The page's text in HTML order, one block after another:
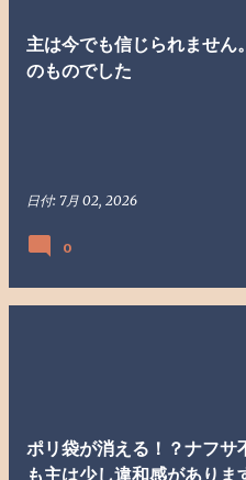
主は今でも信じられませ
のものでした
日付: 7月 02, 2026
0
ポリ袋が消える！？ナフ
も主は少し違和感がありま